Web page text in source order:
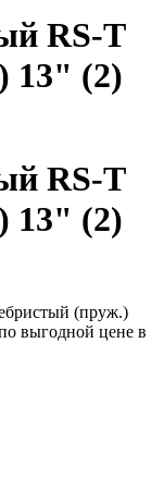
RS-T
13" (2)
RS-T
13" (2)